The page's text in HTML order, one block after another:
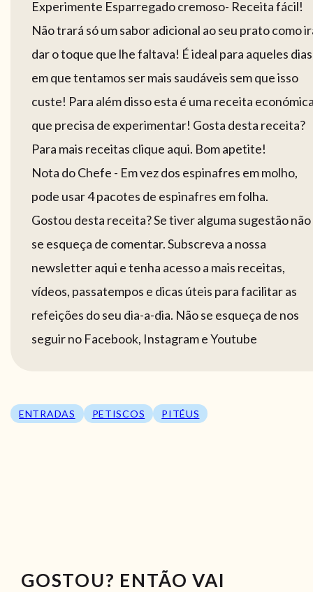
Experimente Esparregado cremoso- Receita fácil!
Não trará só um sabor adicional ao seu prato como
dar o toque que lhe faltava! É ideal para aqueles dias
em que tentamos ser mais saudáveis sem que isso
custe! Para além disso esta é uma receita
que precisa de experimentar! Gosta desta receita?
Para mais receitas clique aqui. Bom apetite!
Nota do Chefe - Em vez dos espinafres em molho,
pode usar 4 pacotes de espinafres em folha.
Gostou desta receita? Se tiver alguma sugestão não
se esqueça de comentar. Subscreva a nossa
newsletter aqui e tenha acesso a mais receitas,
vídeos, passatempos e dicas úteis para facilitar as
refeições do seu dia-a-dia. Não se esqueça de nos
seguir no Facebook, Instagram e Youtube
ENTRADAS PETISCOS PITÉUS
GOSTOU? ENTÃO VAI